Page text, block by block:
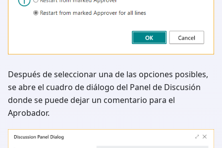
Después de seleccionar una de las opciones posibles,
se abre el cuadro de diálogo del Panel de Discusión
donde se puede dejar un comentario para el
Aprobador.